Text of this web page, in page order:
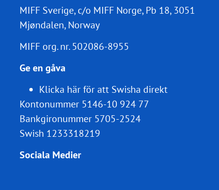
MIFF Sverige, c/o MIFF Norge, Pb 18, 3051
Mjøndalen, Norway
MIFF org. nr.502086-8955
Ge en gåva
Klicka här för att Swisha direkt
Kontonummer 5146-10 924 77
Bankgironummer 5705-2524
Swish 1233318219
Sociala Medier